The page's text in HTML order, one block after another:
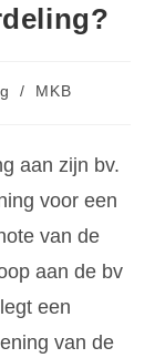
/ MKB
aan zijn bv.
voor een
van de
aan de bv
een
van de